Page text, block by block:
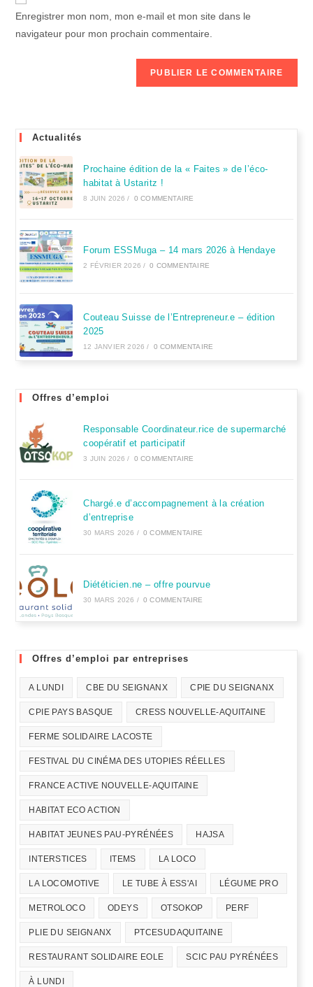
Enregistrer mon nom, mon e-mail et mon site dans le
navigateur pour mon prochain commentaire.
n
Actualités
Prochaine édition de la « Faites » de l’éco-
habitat à Ustaritz !
8 JUIN 2026 / 0 COMMENTAIRE
Forum ESSMuga – 14 mars 2026 à Hendaye
2 FÉVRIER 2026 / 0 COMMENTAIRE
Couteau Suisse de l’Entrepreneur.e – édition
2025
12 JANVIER 2026 / 0 COMMENTAIRE
Offres d’emploi
Responsable Coordinateur.rice de supermarché
coopératif et participatif
3 JUIN 2026 / 0 COMMENTAIRE
Chargé.e d’accompagnement à la création
d’entreprise
30 MARS 2026 / 0 COMMENTAIRE
Diététicien.ne – offre pourvue
30 MARS 2026 / 0 COMMENTAIRE
Offres d’emploi par entreprises
A LUNDI CBE DU SEIGNANX CPIE DU SEIGNANX
CPIE PAYS BASQUE CRESS NOUVELLE-AQUITAINE
FERME SOLIDAIRE LACOSTE
FESTIVAL DU CINÉMA DES UTOPIES RÉELLES
FRANCE ACTIVE NOUVELLE-AQUITAINE
HABITAT ECO ACTION
HABITAT JEUNES PAU-PYRÉNÉES HAJSA
INTERSTICES ITEMS LA LOCO
LA LOCOMOTIVE LE TUBE À ESS'AI LÉGUME PRO
METROLOCO ODEYS OTSOKOP PERF
PLIE DU SEIGNANX PTCESUDAQUITAINE
RESTAURANT SOLIDAIRE EOLE SCIC PAU PYRÉNÉES
À LUNDI